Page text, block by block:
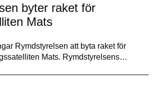
byter raket för
Mats
Rymdstyrelsen att byta raket för
Mats. Rymdstyrelsens…